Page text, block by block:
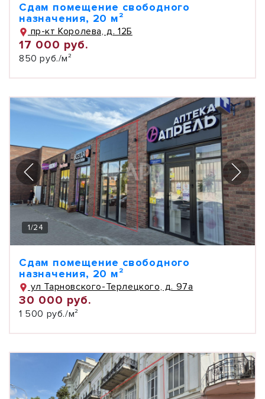
Сдам помещение свободного
назначения, 20 м²
пр-кт Королева, д. 12Б
17 000 руб.
850 руб./м²
1/24
Сдам помещение свободного
назначения, 20 м²
ул Тарновского-Терлецкого, д. 97а
30 000 руб.
1 500 руб./м²